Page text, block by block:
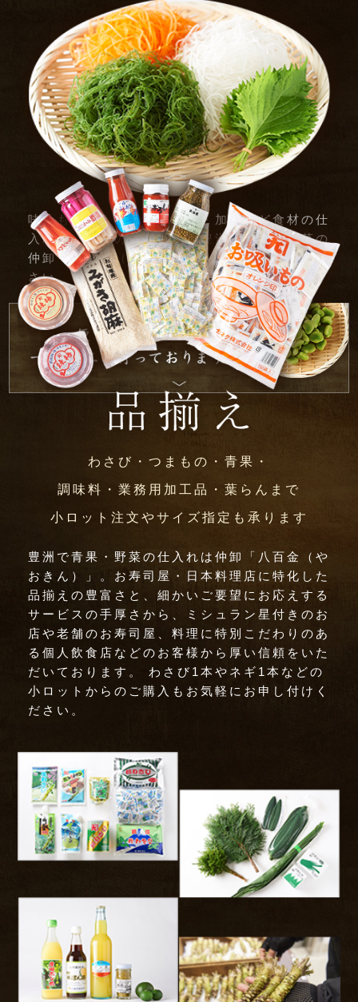
味はもちろん、形・大きさ・加工など食材の仕
入れでお悩みの方は築地・豊洲の青果・野菜の
仲卸「八百金（やおきん）」に一度ご相談くだ
さい。
わさび・つまもの・青果・
調味料・業務用加工品・葉らんまで
小ロット注文やサイズ指定も承ります
豊洲で青果・野菜の仕入れは仲卸「八百金（や
おきん）」。お寿司屋・日本料理店に特化した
品揃えの豊富さと、細かいご要望にお応えする
サービスの手厚さから、ミシュラン星付きのお
店や老舗のお寿司屋、料理に特別こだわりのあ
る個人飲食店などのお客様から厚い信頼をいた
だいております。 わさび1本やネギ1本などの
小ロットからのご購入もお気軽にお申し付けく
ださい。